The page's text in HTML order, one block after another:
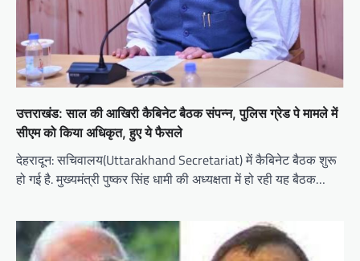
उत्तराखंड: साल की आखिरी कैबिनेट बैठक संपन्न, पुलिस ग्रेड पे मामले में
सीएम को किया अधिकृत, हुए ये फैसले
देहरादून: सचिवालय(Uttarakhand Secretariat) में कैबिनेट बैठक शुरू
हो गई है. मुख्यमंत्री पुष्कर सिंह धामी की अध्यक्षता में हो रही यह बैठक…